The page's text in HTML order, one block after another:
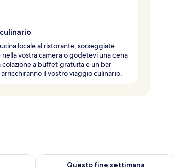
locale al ristorante, sorseggiate
vostra camera o godetevi una cena
colazione a buffet gratuita e un bar
il vostro viaggio culinario.
ago 8 - ago 9
Questo fine settimana
Verifica la disponibilità per questo